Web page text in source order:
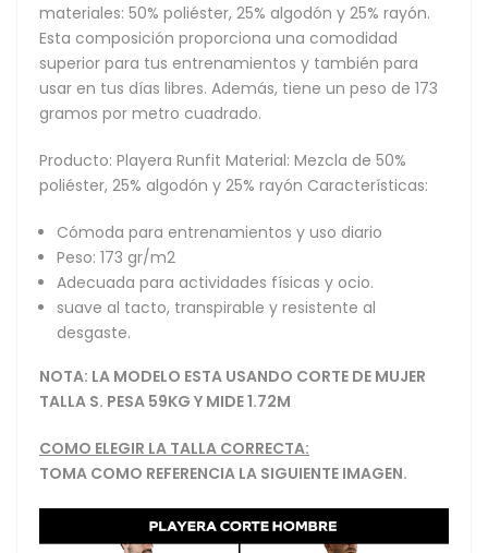
materiales: 50% poliéster, 25% algodón y 25% rayón.
Esta composición proporciona una comodidad
superior para tus entrenamientos y también para
usar en tus días libres. Además, tiene un peso de 173
gramos por metro cuadrado.
Producto: Playera Runfit Material: Mezcla de 50%
poliéster, 25% algodón y 25% rayón Características:
Cómoda para entrenamientos y uso diario
Peso: 173 gr/m2
Adecuada para actividades físicas y ocio.
suave al tacto, transpirable y resistente al
desgaste.
NOTA: LA MODELO ESTA USANDO CORTE DE MUJER
TALLA S. PESA 59KG Y MIDE 1.72M
COMO ELEGIR LA TALLA CORRECTA:
TOMA COMO REFERENCIA LA SIGUIENTE IMAGEN.